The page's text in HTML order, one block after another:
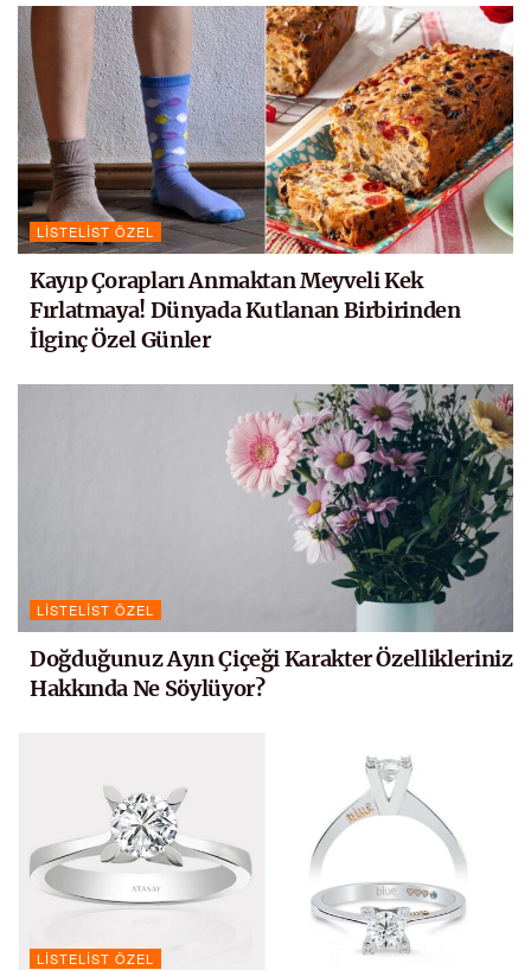
LISTELIST ÖZEL
Kayıp Çorapları Anmaktan Meyveli Kek
Fırlatmaya! Dünyada Kutlanan Birbirinden
İlginç Özel Günler
LISTELIST ÖZEL
Doğduğunuz Ayın Çiçeği Karakter Özellikleriniz
Hakkında Ne Söylüyor?
LISTELIST ÖZEL